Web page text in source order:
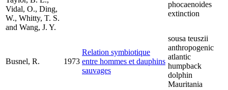
Vidal, O., Ding,
W., Whitty, T. S.
and Wang, J. Y.
phocaenoides
extinction
Busnel, R. 1973
Relation symbiotique
entre hommes et dauphins
sauvages
sousa teuszii
anthropogenic
atlantic
humpback
dolphin
Mauritania